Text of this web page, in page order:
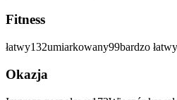
Fitness
łatwy132umiarkowany99bardzo łatwy
Okazja